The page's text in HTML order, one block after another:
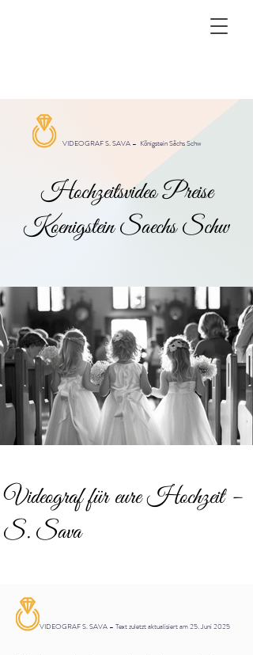
VIDEOGRAF S. SAVA – Königstein Sächs Schw
Hochzeitsvideo Preise
Koenigstein Saechs Schw
Videograf für eure Hochzeit –
S. Sava
VIDEOGRAF S. SAVA – Text zuletzt aktualisiert am 25. Juni 2025